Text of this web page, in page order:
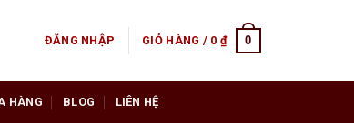
ĐĂNG NHẬP GIỎ HÀNG / 0 ₫ 0
HÀNG BLOG LIÊN HỆ